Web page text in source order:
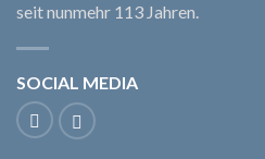
seit nunmehr 113 Jahren.
SOCIAL MEDIA